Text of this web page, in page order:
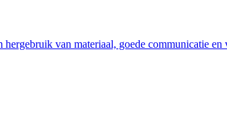
van materiaal, goede communicatie en